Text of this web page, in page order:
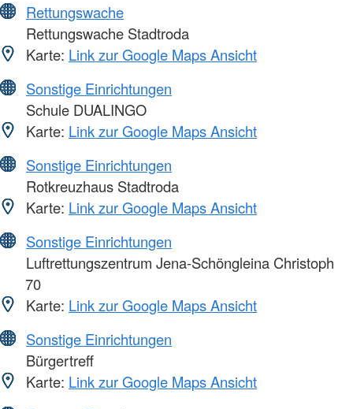
Rettungswache
Rettungswache Stadtroda
Karte: Link zur Google Maps Ansicht
Sonstige Einrichtungen
Schule DUALINGO
Karte: Link zur Google Maps Ansicht
Sonstige Einrichtungen
Rotkreuzhaus Stadtroda
Karte: Link zur Google Maps Ansicht
Sonstige Einrichtungen
Luftrettungszentrum Jena-Schöngleina Christoph
70
Karte: Link zur Google Maps Ansicht
Sonstige Einrichtungen
Bürgertreff
Karte: Link zur Google Maps Ansicht